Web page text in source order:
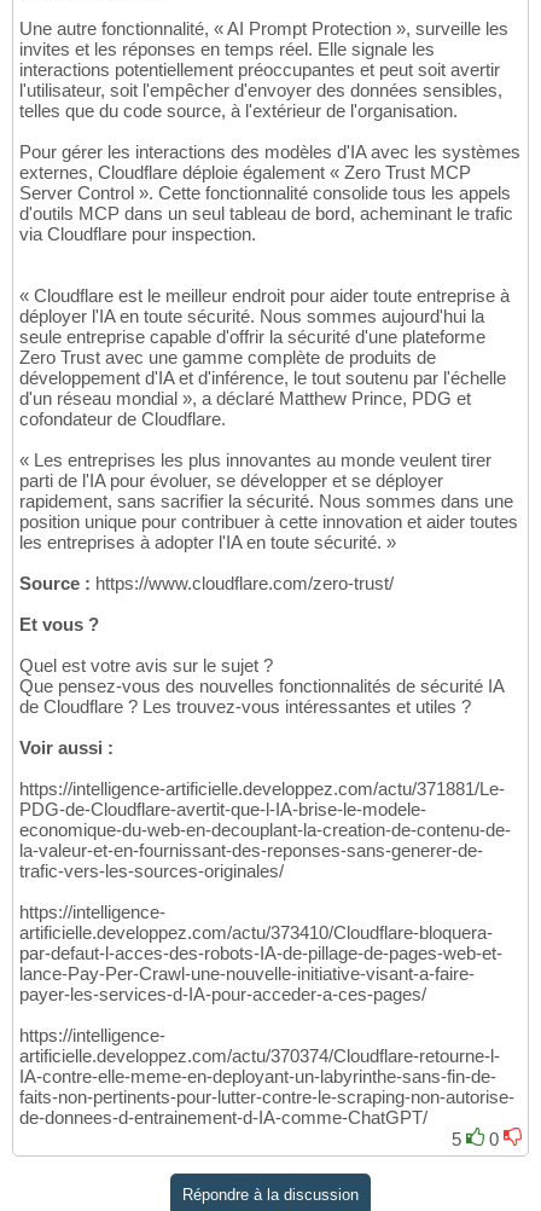
Une autre fonctionnalité, « AI Prompt Protection », surveille les
invites et les réponses en temps réel. Elle signale les
interactions potentiellement préoccupantes et peut soit avertir
l'utilisateur, soit l'empêcher d'envoyer des données sensibles,
telles que du code source, à l'extérieur de l'organisation.
Pour gérer les interactions des modèles d'IA avec les systèmes
externes, Cloudflare déploie également « Zero Trust MCP
Server Control ». Cette fonctionnalité consolide tous les appels
d'outils MCP dans un seul tableau de bord, acheminant le trafic
via Cloudflare pour inspection.
« Cloudflare est le meilleur endroit pour aider toute entreprise à
déployer l'IA en toute sécurité. Nous sommes aujourd'hui la
seule entreprise capable d'offrir la sécurité d'une plateforme
Zero Trust avec une gamme complète de produits de
développement d'IA et d'inférence, le tout soutenu par l'échelle
d'un réseau mondial », a déclaré Matthew Prince, PDG et
cofondateur de Cloudflare.
« Les entreprises les plus innovantes au monde veulent tirer
parti de l'IA pour évoluer, se développer et se déployer
rapidement, sans sacrifier la sécurité. Nous sommes dans une
position unique pour contribuer à cette innovation et aider toutes
les entreprises à adopter l'IA en toute sécurité. »
Source : https://www.cloudflare.com/zero-trust/
Et vous ?
Quel est votre avis sur le sujet ?
Que pensez-vous des nouvelles fonctionnalités de sécurité IA
de Cloudflare ? Les trouvez-vous intéressantes et utiles ?
Voir aussi :
https://intelligence-artificielle.developpez.com/actu/371881/Le-
PDG-de-Cloudflare-avertit-que-l-IA-brise-le-modele-
economique-du-web-en-decouplant-la-creation-de-contenu-de-
la-valeur-et-en-fournissant-des-reponses-sans-generer-de-
trafic-vers-les-sources-originales/
https://intelligence-
artificielle.developpez.com/actu/373410/Cloudflare-bloquera-
par-defaut-l-acces-des-robots-IA-de-pillage-de-pages-web-et-
lance-Pay-Per-Crawl-une-nouvelle-initiative-visant-a-faire-
payer-les-services-d-IA-pour-acceder-a-ces-pages/
https://intelligence-
artificielle.developpez.com/actu/370374/Cloudflare-retourne-l-
IA-contre-elle-meme-en-deployant-un-labyrinthe-sans-fin-de-
faits-non-pertinents-pour-lutter-contre-le-scraping-non-autorise-
de-donnees-d-entrainement-d-IA-comme-ChatGPT/
5
0
Répondre à la discussion